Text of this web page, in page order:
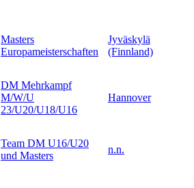
Masters
Europameisterschaften
Jyväskylä
(Finnland)
DM Mehrkampf
M/W/U
23/U20/U18/U16
Hannover
Team DM U16/U20
und Masters
n.n.